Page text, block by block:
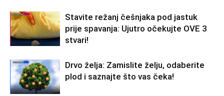
Stavite režanj češnjaka pod jastuk
prije spavanja: Ujutro očekujte OVE 3
stvari!
Drvo želja: Zamislite želju, odaberite
plod i saznajte što vas čeka!